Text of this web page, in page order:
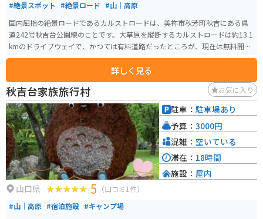
#絶景スポット #絶景ロード #山｜高原
国内屈指の絶景ロードであるカルストロードは、美祢市秋芳町秋吉にある県
道242号秋吉台公園線のことです。大草原を縦断するカルストロードは約13.1
kmのドライブウェイで、かつては有料道路だったところが、現在は無料開放
されています。 息をのむほどの圧巻の景色で3億5千年以上もかけて出来た大
地は人々を魅了し、開放感のある爽快なロードとなっています。カルストロ
ードの途中に駐車場があり、徒歩で散策をすることも可能です。カルストー
ドの近くには、秋芳洞や大正洞などの洞窟もあり、歴史を感じつつゆったり
と過ごすことのできる場所となっています。
詳しく見る
秋吉台家族旅行村 お気に入り
山口県 5 （口コミ1件）
#山｜高原 #宿泊施設 #キャンプ場
駐車： 駐車場あり
予算： 3000円
混雑： 空いている
滞在： 18時間
施設： 屋内